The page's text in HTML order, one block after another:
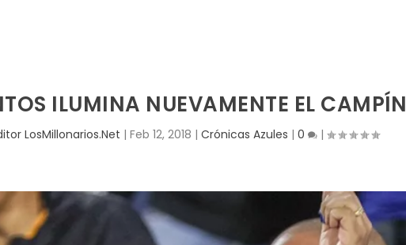
ILUMINA NUEVAMENTE EL CAMPÍN
LosMillonarios.Net | Feb 12, 2018 | Crónicas Azules | 0 |